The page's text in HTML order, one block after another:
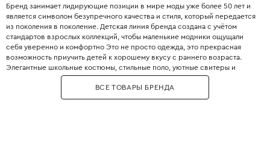
Бренд занимает лидирующие позиции в мире моды уже более 50 лет и
является символом безупречного качества и стиля, который передается
из поколения в поколение. Детская линия бренда создана с учётом
стандартов взрослых коллекций, чтобы маленькие модники ощущали
себя уверенно и комфортно Это не просто одежда, это прекрасная
возможность приучить детей к хорошему вкусу с раннего возраста.
Элегантные школьные костюмы, стильные поло, уютные свитеры и
практичные пуховики. Каждая деталь одежды Boss продумана до
мелочей, чтобы обеспечить не только стильный внешний вид, но и
максимальный комфорт.
ВСЕ ТОВАРЫ БРЕНДА